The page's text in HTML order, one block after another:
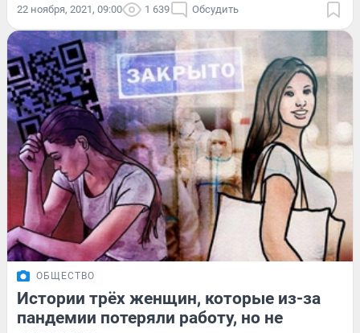
22 ноября, 2021, 09:00 1 639 Обсудить
ОБЩЕСТВО
Истории трёх женщин, которые из-за
пандемии потеряли работу, но не